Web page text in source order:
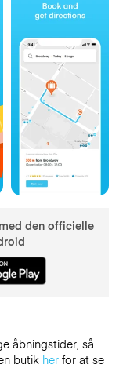
den officielle
åbningstider, så
butik herfor at se